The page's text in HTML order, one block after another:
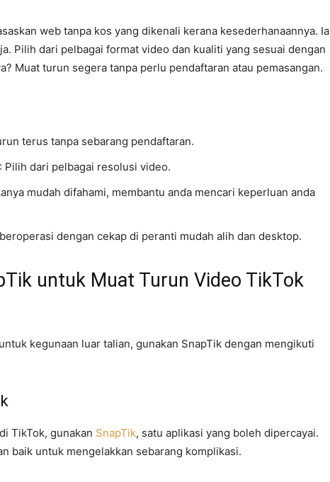
web tanpa kos yang dikenali kerana kesederhanaannya. Ia
Pilih dari pelbagai format video dan kualiti yang sesuai dengan
Muat turun segera tanpa perlu pendaftaran atau pemasangan.
terus tanpa sebarang pendaftaran.
: Pilih dari pelbagai resolusi video.
mudah difahami, membantu anda mencari keperluan anda
dengan cekap di peranti mudah alih dan desktop.
untuk Muat Turun Video TikTok
kegunaan luar talian, gunakan SnapTik dengan mengikuti
TikTok, gunakan SnapTik, satu aplikasi yang boleh dipercayai.
baik untuk mengelakkan sebarang komplikasi.